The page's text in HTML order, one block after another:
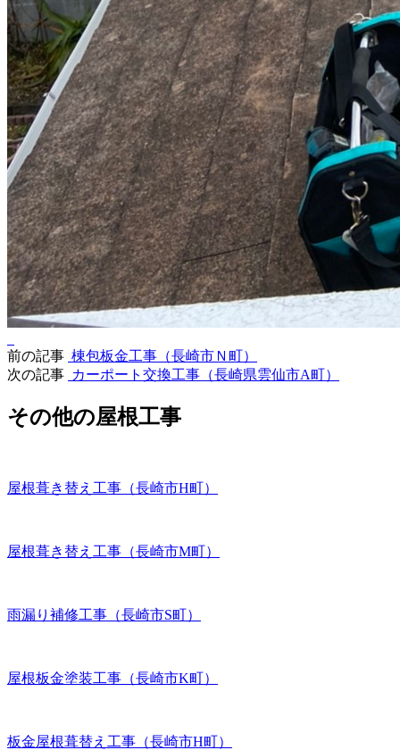
前の記事 棟包板金工事（長崎市Ｎ町）
次の記事 カーポート交換工事（長崎県雲仙市A町）
その他の屋根工事
屋根葺き替え工事（長崎市H町）
屋根葺き替え工事（長崎市M町）
雨漏り補修工事（長崎市S町）
屋根板金塗装工事（長崎市K町）
板金屋根葺替え工事（長崎市H町）